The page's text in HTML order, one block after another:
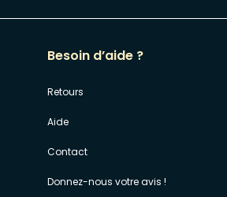
Besoin d’aide ?
Retours
Aide
Contact
Donnez-nous votre avis !